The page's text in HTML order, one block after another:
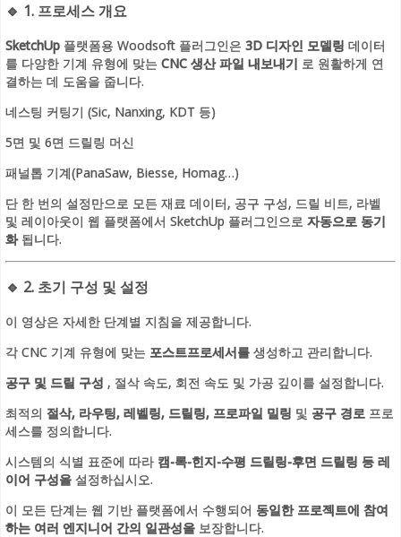
🔹 1. 프로세스 개요
SketchUp 플랫폼용 Woodsoft 플러그인은 3D 디자인 모델링 데이터
를 다양한 기계 유형에 맞는 CNC 생산 파일 내보내기 로 원활하게 연
결하는 데 도움을 줍니다.
네스팅 커팅기 (Sic, Nanxing, KDT 등)
5면 및 6면 드릴링 머신
패널톱 기계(PanaSaw, Biesse, Homag…)
단 한 번의 설정만으로 모든 재료 데이터, 공구 구성, 드릴 비트, 라벨
및 레이아웃이 웹 플랫폼에서 SketchUp 플러그인으로 자동으로 동기
화됩니다.
🔹 2. 초기 구성 및 설정
이 영상은 자세한 단계별 지침을 제공합니다.
각 CNC 기계 유형에 맞는 포스트프로세서를 생성하고 관리합니다.
공구 및 드릴 구성 , 절삭 속도, 회전 속도 및 가공 깊이를 설정합니다.
최적의 절삭, 라우팅, 레벨링, 드릴링, 프로파일 밀링 및 공구 경로 프로
세스를 정의합니다.
시스템의 식별 표준에 따라 캠-록-힌지-수평 드릴링-후면 드릴링 등 레
이어 구성을 설정하십시오.
이 모든 단계는 웹 기반 플랫폼에서 수행되어 동일한 프로젝트에 참여
하는 여러 엔지니어 간의 일관성을 보장합니다.